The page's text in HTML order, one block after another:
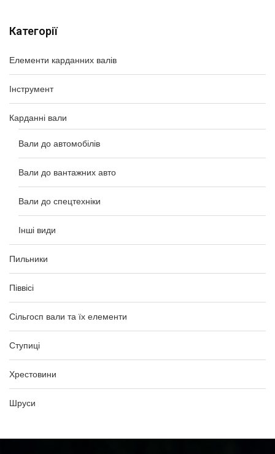
Категорії
Елементи карданних валів
Інструмент
Карданні вали
Вали до автомобілів
Вали до вантажних авто
Вали до спецтехніки
Інші види
Пильники
Піввісі
Сільгосп вали та їх елементи
Ступиці
Хрестовини
Шруси